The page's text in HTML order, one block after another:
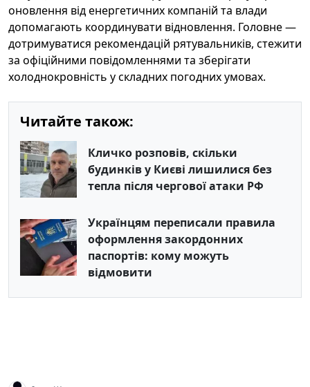
оновлення від енергетичних компаній та влади
допомагають координувати відновлення. Головне —
дотримуватися рекомендацій рятувальників, стежити
за офіційними повідомленнями та зберігати
холоднокровність у складних погодних умовах.
Читайте також:
Кличко розповів, скільки
будинків у Києві лишилися без
тепла після чергової атаки РФ
Українцям переписали правила
оформлення закордонних
паспортів: кому можуть
відмовити